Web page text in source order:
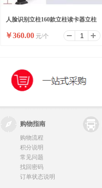
人脸识别立柱160款立柱读卡器立柱
刷卡器立柱按钮立柱
￥360.00 元/个
购物指南
购物流程
积分说明
常见问题
找回密码
订单状态说明